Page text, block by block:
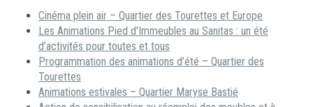
Cinéma plein air – Quartier des Tourettes et Europe
Les Animations Pied d’Immeubles au Sanitas : un été
d’activités pour toutes et tous
Programmation des animations d’été – Quartier des
Tourettes
Animations estivales – Quartier Maryse Bastié